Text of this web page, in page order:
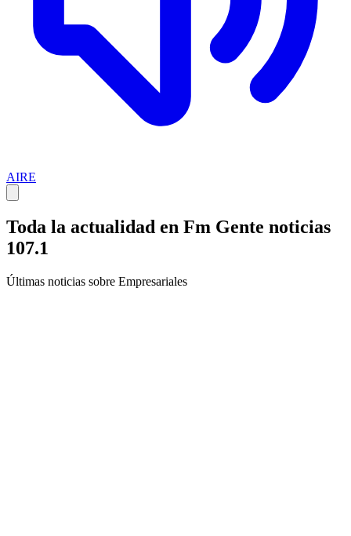
AIRE
Toda la actualidad en Fm Gente noticias
107.1
Últimas noticias sobre Empresariales